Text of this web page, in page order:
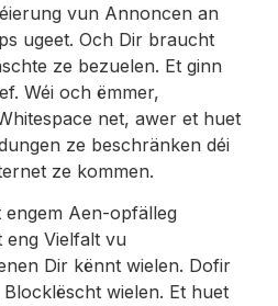
vun Annoncen an
ugeet. Och Dir braucht
ze bezuelen. Et ginn
Wéi och ëmmer,
net, awer et huet
ze beschränken déi
ze kommen.
engem Aen-opfälleg
eng Vielfalt vu
Dir kënnt wielen. Dofir
wielen. Et huet